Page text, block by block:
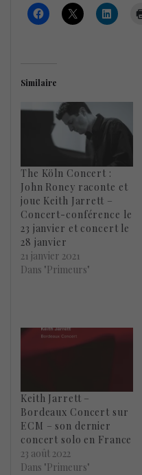
Similaire
The Köln Concert :
John Roney raconte et
joue Keith Jarrett –
Concert-conférence le
23 janvier et concert le
28 janvier
21 janvier 2021
Dans "Primeurs"
Keith Jarrett –
Bordeaux Concert sur
ECM – son dernier
concert solo en France
23 août 2022
Dans "Primeurs"